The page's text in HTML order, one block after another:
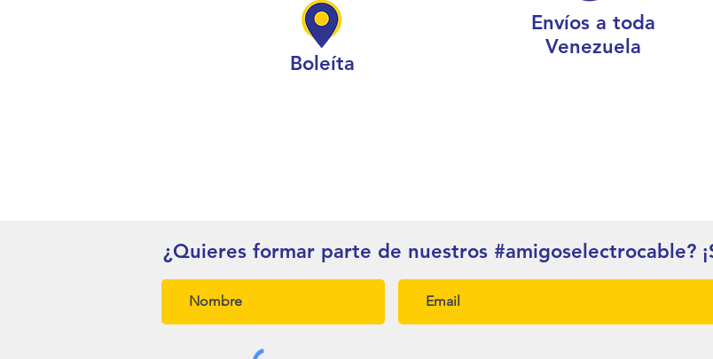
Boleíta
Envíos a toda
Venezuela
¿Quieres formar parte de nuestros #amigoselectrocable?